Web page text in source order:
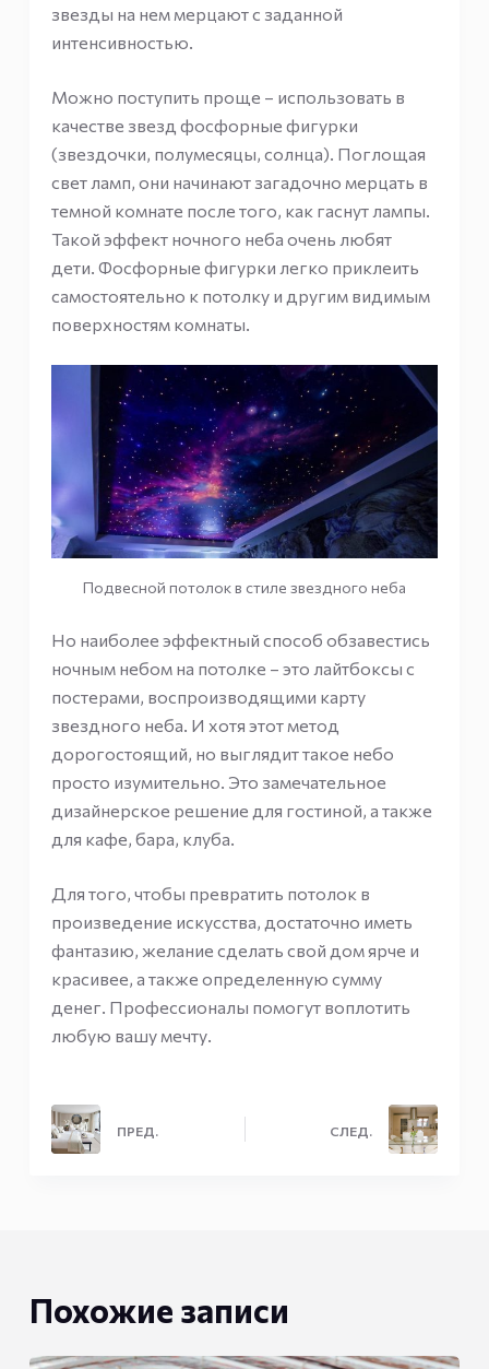
звезды на нем мерцают с заданной
интенсивностью.
Можно поступить проще – использовать в
качестве звезд фосфорные фигурки
(звездочки, полумесяцы, солнца). Поглощая
свет ламп, они начинают загадочно мерцать в
темной комнате после того, как гаснут лампы.
Такой эффект ночного неба очень любят
дети. Фосфорные фигурки легко приклеить
самостоятельно к потолку и другим видимым
поверхностям комнаты.
Подвесной потолок в стиле звездного неба
Но наиболее эффектный способ обзавестись
ночным небом на потолке – это лайтбоксы с
постерами, воспроизводящими карту
звездного неба. И хотя этот метод
дорогостоящий, но выглядит такое небо
просто изумительно. Это замечательное
дизайнерское решение для гостиной, а также
для кафе, бара, клуба.
Для того, чтобы превратить потолок в
произведение искусства, достаточно иметь
фантазию, желание сделать свой дом ярче и
красивее, а также определенную сумму
денег. Профессионалы помогут воплотить
любую вашу мечту.
ПРЕД. СЛЕД.
Похожие записи